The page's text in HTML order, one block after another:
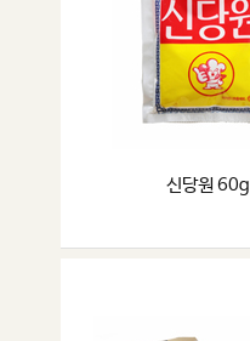
신당원 60g